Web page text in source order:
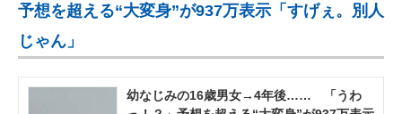
ちょっと気になるネットの話題
予想を超える“大変身”が937万表示「すげぇ。別人
じゃん」
幼なじみの16歳男女→4年後…… 「うわ